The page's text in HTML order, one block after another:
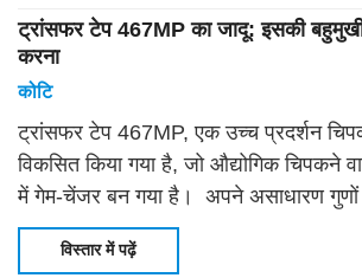
ट्रांसफर टेप 467MP का जादू: इसकी बहुमुखी
करना
कोटि
ट्रांसफर टेप 467MP, एक उच्च प्रदर्शन
विकसित किया गया है, जो औद्योगिक चिपकने
में गेम-चेंजर बन गया है। अपने असाधारण गुणों
के साथ, ट्रांसफर टेप 467MP एक शीर्ष
विस्तार में पढ़ें